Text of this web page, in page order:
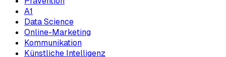
A1
Data Science
Online-Marketing
Kommunikation
Künstliche Intelligenz